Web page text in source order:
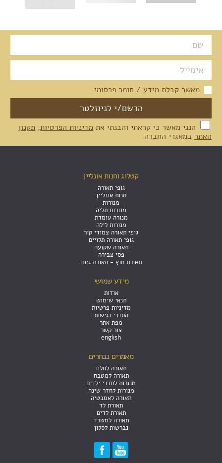
מאשר קבלת מידע / חומר פרסומי
הנני מאשר כי קראתי והבנתי את מדיניות הפרטיות, תקנון
האתר במאגרי החברה
קטלוג וחנות אונליין
גופי תאורה
חנות אונליין
מנורות
מנורות תליה
מנורה עומדת
מנורות לילה
גופי תאורה צמודי קיר
גופי תאורה תלויים
תאורה שקועה
פסי צבירה
תאורת חוץ - תאורת גינה
מידע שמושי
אודות
תנאי שימוש
מדיניות פרטיות
הסדרי נגישות
מפת אתר
צור קשר
english
מאמרים נבחרים
תאורה לסלון
תאורה למטבח
מנורות לחדרי ילדים
מנורות לחדר שינה
תאורה לאמבטיה
תאורת לד
תאורת לדים
תאורה למשרד
נברשות לסלון